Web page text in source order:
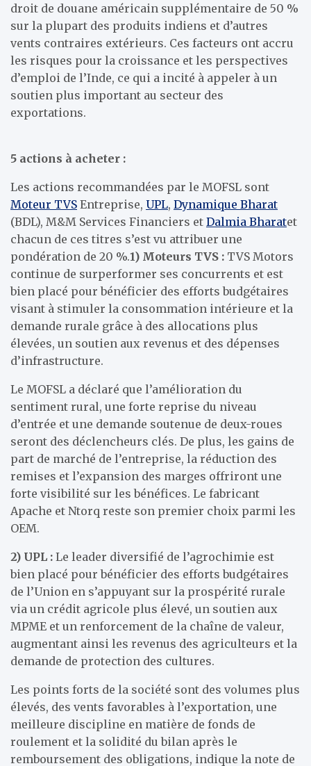
droit de douane américain supplémentaire de 50 %
sur la plupart des produits indiens et d’autres
vents contraires extérieurs. Ces facteurs ont accru
les risques pour la croissance et les perspectives
d’emploi de l’Inde, ce qui a incité à appeler à un
soutien plus important au secteur des
exportations.
5 actions à acheter :
Les actions recommandées par le MOFSL sont
Moteur TVS Entreprise, UPL, Dynamique Bharat
(BDL), M&M Services Financiers et Dalmia Bharatet
chacun de ces titres s’est vu attribuer une
pondération de 20 %.1) Moteurs TVS : TVS Motors
continue de surperformer ses concurrents et est
bien placé pour bénéficier des efforts budgétaires
visant à stimuler la consommation intérieure et la
demande rurale grâce à des allocations plus
élevées, un soutien aux revenus et des dépenses
d’infrastructure.
Le MOFSL a déclaré que l’amélioration du
sentiment rural, une forte reprise du niveau
d’entrée et une demande soutenue de deux-roues
seront des déclencheurs clés. De plus, les gains de
part de marché de l’entreprise, la réduction des
remises et l’expansion des marges offriront une
forte visibilité sur les bénéfices. Le fabricant
Apache et Ntorq reste son premier choix parmi les
OEM.
2) UPL : Le leader diversifié de l’agrochimie est
bien placé pour bénéficier des efforts budgétaires
de l’Union en s’appuyant sur la prospérité rurale
via un crédit agricole plus élevé, un soutien aux
MPME et un renforcement de la chaîne de valeur,
augmentant ainsi les revenus des agriculteurs et la
demande de protection des cultures.
Les points forts de la société sont des volumes plus
élevés, des vents favorables à l’exportation, une
meilleure discipline en matière de fonds de
roulement et la solidité du bilan après le
remboursement des obligations, indique la note de